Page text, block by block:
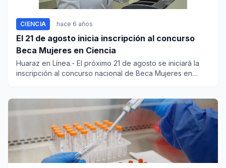
CIENCIA hace 6 años
El 21 de agosto inicia inscripción al concurso
Beca Mujeres en Ciencia
Huaraz en Línea.- El próximo 21 de agosto se iniciará la
inscripción al concurso nacional de Beca Mujeres en